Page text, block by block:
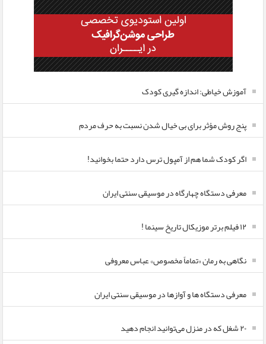
آموزش خیاطی: اندازه گیری کودک
پنج روش مؤثر برای بی خیال شدن نسبت به حرف مردم
اگر کودک شما هم از آمپول ترس دارد حتما بخوانید!
معرفی دستگاه چهارگاه در موسیقی سنتی ایران
۱۲ فیلم برتر موزیکال تاریخ سینما !
نگاهی به رمان «تماماً مخصوص» عباس معروفی
معرفی دستگاه ها و آوازها در موسیقی سنتی ایران
۲۰ شغل که در منزل می‌توانید انجام دهید